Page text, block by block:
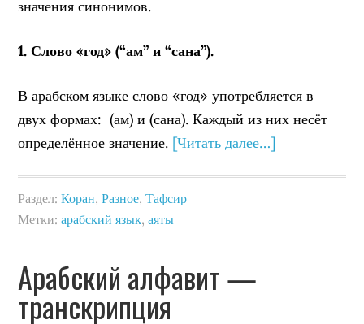
значения синонимов.
1. Слово «год» (“ам” и “сана”).
В арабском языке слово «год» употребляется в
двух формах: (ам) и (сана). Каждый из них несёт
определённое значение. [Читать далее…]
Раздел:Коран,Разное,Тафсир
Метки:арабский язык,аяты
Арабский алфавит —
транскрипция